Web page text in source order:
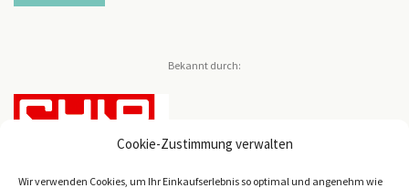
Cookie-Zustimmung verwalten
Wir verwenden Cookies, um Ihr Einkaufserlebnis so optimal und angenehm wie
Bekannt durch: